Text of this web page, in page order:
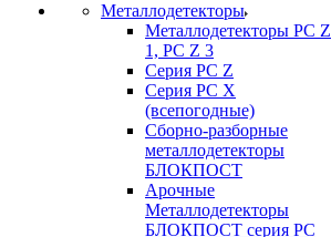
Металлодетекторы
Металлодетекторы РС Z
1, PC Z 3
Серия РС Z
Серия РС X
(всепогодные)
Сборно-разборные
металлодетекторы
БЛОКПОСТ
Арочные
Металлодетекторы
БЛОКПОСТ серия РС